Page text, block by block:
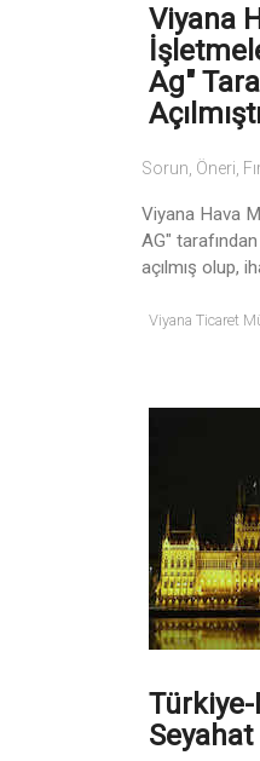
Viyana
Ag"
Sorun, Öneri,
Viyana Hava
AG"
açılmış olup,
Viyana Ticaret